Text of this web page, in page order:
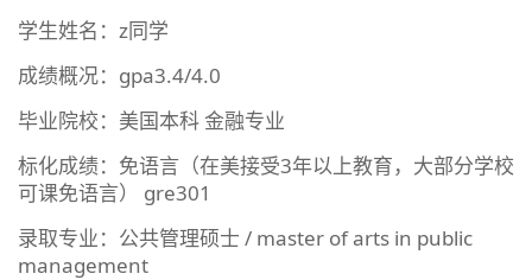
学生姓名：z同学
成绩概况：gpa3.4/4.0
毕业院校：美国本科 金融专业
标化成绩：免语言（在美接受3年以上教育，大部分学校
可课免语言） gre301
录取专业：公共管理硕士 / master of arts in public
management